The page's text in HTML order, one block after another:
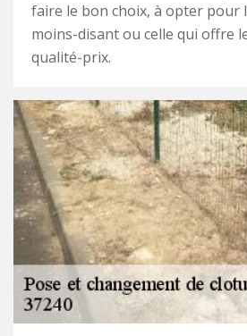
faire le bon choix, à opter pour
moins-disant ou celle qui offre
qualité-prix.